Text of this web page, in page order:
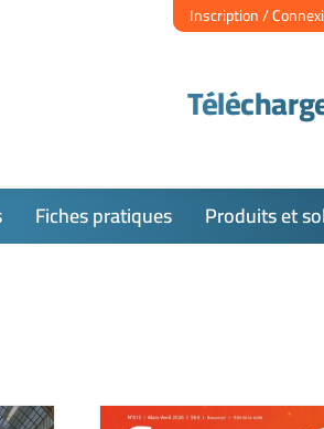
Inscription /
Fiches pratiques Produits et